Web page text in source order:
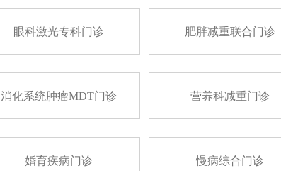
眼科激光专科门诊 肥胖减重联合门诊
消化系统肿瘤MDT门诊 营养科减重门诊
婚育疾病门诊 慢病综合门诊